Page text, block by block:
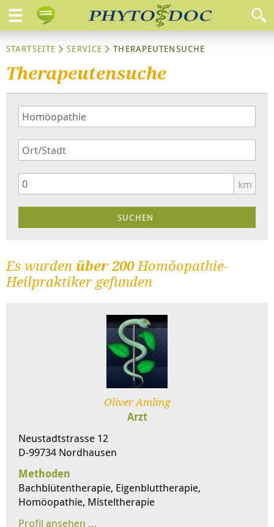
STARTSEITE SERVICE THERAPEUTENSUCHE
Therapeutensuche
km
Es wurden über 200Homöopathie-
Heilpraktiker gefunden
Oliver Amling
Arzt
Neustadtstrasse 12
D-99734 Nordhausen
Methoden
Bachblütentherapie, Eigenbluttherapie,
Homöopathie, Misteltherapie